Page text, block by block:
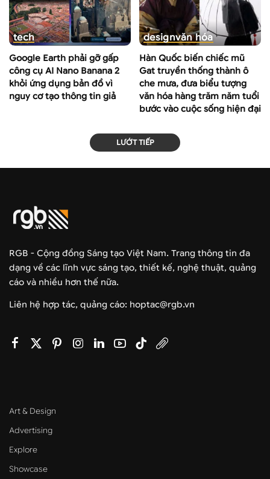
tech
Google Earth phải gỡ gấp
công cụ AI Nano Banana 2
khỏi ứng dụng bản đồ vì
nguy cơ tạo thông tin giả
designvăn hóa
Hàn Quốc biến chiếc mũ
Gat truyền thống thành ô
che mưa, đưa biểu tượng
văn hóa hàng trăm năm tuổi
bước vào cuộc sống hiện đại
LƯỚT TIẾP
RGB - Cộng đồng Sáng tạo Việt Nam. Trang thông tin đa
dạng về các lĩnh vực sáng tạo, thiết kế, nghệ thuật, quảng
cáo và nhiều hơn thế nữa.
Liên hệ hợp tác, quảng cáo: hoptac@rgb.vn
Art & Design
Advertising
Explore
Showcase